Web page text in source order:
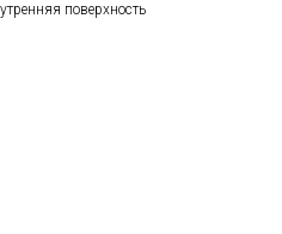
поверхность